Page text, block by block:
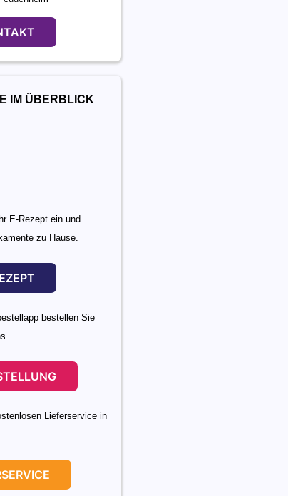
IM ÜBERBLICK
E-Rezept ein und
zu Hause.
bestellen Sie
Lieferservice in